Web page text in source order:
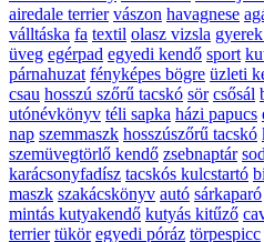
airedale terrier vászon havagnese
válltáska fa textil olasz vizsla
üveg egérpad egyedi kendő sport
párnahuzat fényképes bögre üzleti
csau hosszú szőrű tacskó sör csősál
utónévkönyv téli sapka házi papucs
nap szemmaszk hosszúszőrű tacskó
szemüvegtörlő kendő zsebnaptár
karácsonyfadísz tacskós kulcstartó
maszk szakácskönyv autó sárkaparó
mintás kutyakendő kutyás kitűző
terrier tükör egyedi póráz törpespicc